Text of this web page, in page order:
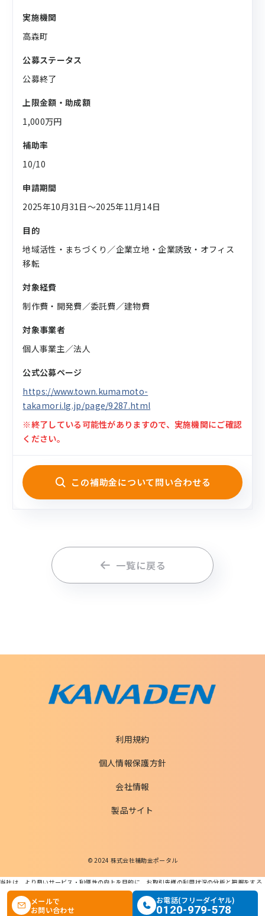
メールで
お問い合わせ
お電話(フリーダイヤル)
0120-979-578
この条件で検索する
実施機関
高森町
公募ステータス
公募終了
上限金額・助成額
1,000万円
補助率
10/10
申請期間
2025年10月31日〜2025年11月14日
目的
地域活性・まちづくり／企業立地・企業誘致・オフィス
移転
対象経費
制作費・開発費／委託費／建物費
対象事業者
個人事業主／法人
公式公募ページ
https://www.town.kumamoto-
takamori.lg.jp/page/9287.html
※終了している可能性がありますので、実施機関にご確認
ください。
この補助金について問い合わせる
一覧に戻る
利用規約
個人情報保護方針
会社情報
製品サイト
© 2024 株式会社補助金ポータル
当社は、より良いサービス・利便性の向上を目的に、お取引先様の利用状況の分析と把握をする
ためCookieを利用します。
本ウェブサイトを利用することで、Cookieの使用に同意するものとします。
個人情報の適正な取扱いに関する基本方針